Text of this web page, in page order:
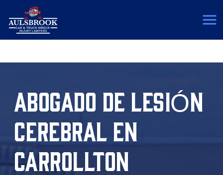
ABOGADO DE LESIÓN
CEREBRAL EN
CARROLLTON